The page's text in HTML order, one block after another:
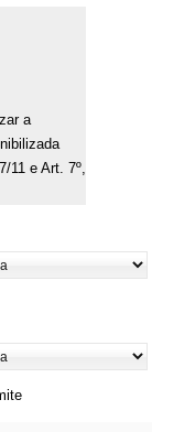
a
11 e Art. 7º,